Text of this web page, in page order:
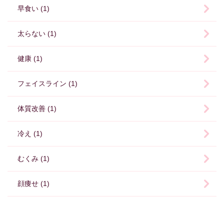
早食い (1)
太らない (1)
健康 (1)
フェイスライン (1)
体質改善 (1)
冷え (1)
むくみ (1)
顔痩せ (1)